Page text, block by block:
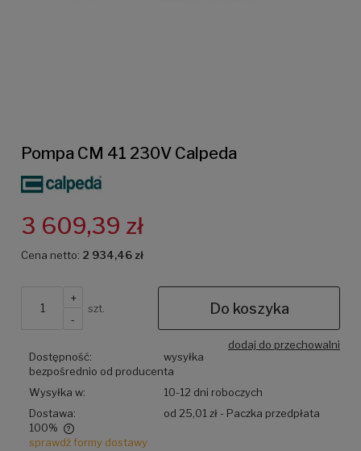
Pompa CM 41 230V Calpeda
3 609,39 zł
Cena netto: 2 934,46 zł
+
-
szt. Do koszyka
dodaj do przechowalni
Dostępność:
wysyłka
bezpośrednio od producenta
Wysyłka w:
10-12 dni roboczych
Dostawa:
od 25,01 zł - Paczka przedpłata
100%
Cena nie zawiera ewentualnych kosztów płatności
sprawdź formy dostawy